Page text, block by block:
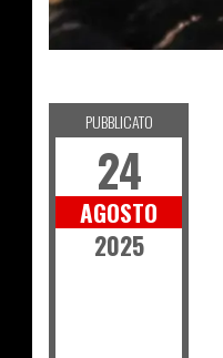
PUBBLICATO
24
AGOSTO
2025